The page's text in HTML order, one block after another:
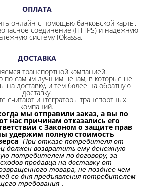
ОПЛАТА
онлайн с помощью банковской карты.
соединение (HTTPS) и надежную
систему Юkassa.
ДОСТАВКА
транспортной компанией.
по самым лучшим ценам, в которые не
на доставку, и тем более на обратную
доставку.
считают интеграторы транспортных
компаний.
мы отправили заказ, а вы по
нас причинам отказались его
с Законом о защите прав
удержим полную стоимость
"При отказе потребителя от
должен возвратить ему денежную
потребителем по договору, за
продавца на доставку от
товара, не позднее чем
со дня предъявления потребителем
требования".